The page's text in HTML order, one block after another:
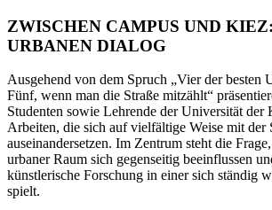
ZWISCHEN CAMPUS UND
URBANEN DIALOG
Ausgehend von dem Spruch „Vier der besten
Fünf, wenn man die Straße mitzählt“
Studenten sowie Lehrende der Universität der
Arbeiten, die sich auf vielfältige Weise mit der
auseinandersetzen. Im Zentrum steht die
urbaner Raum sich gegenseitig beeinflussen
künstlerische Forschung in einer sich ständig
spielt.